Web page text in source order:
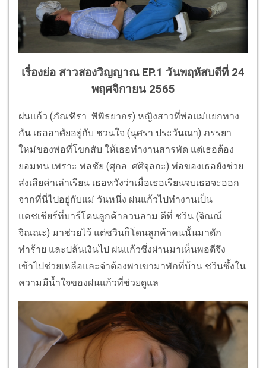
เรื่องย่อ สาวสองวิญญาณ EP.1 วันพฤหัสบดีที่ 24
พฤศจิกายน 2565
ฝนแก้ว (ภัณฑิรา พิพิธยากร) หญิงสาวที่พ่อแม่แยกทาง
กัน เธออาศัยอยู่กับ ชวนใจ (นุศรา ประวันณา) ภรรยา
ใหม่ของพ่อที่โขกสับ ให้เธอทำงานสารพัด แต่เธอต้อง
ยอมทน เพราะ พลชัย (ศุกล ศศิจุลกะ) พ่อของเธอยังช่วย
ส่งเสียค่าเล่าเรียน เธอหวังว่าเมื่อเธอเรียนจบเธอจะออก
จากที่นี่ไปอยู่กับแม่ วันหนึ่ง ฝนแก้วไปทำงานเป็น
แคชเชียร์ที่บาร์โดนลูกค้าลวนลาม ดีที่ ชวิน (จิณณ์
จิณณะ) มาช่วยไว้ แต่ชวินก็โดนลูกค้าคนนั้นมาดัก
ทำร้าย และปล้นเงินไป ฝนแก้วซึ่งผ่านมาเห็นพอดีจึง
เข้าไปช่วยเหลือและจำต้องพาเขามาพักที่บ้าน ชวินซึ้งใน
ความมีน้ำใจของฝนแก้วที่ช่วยดูแล